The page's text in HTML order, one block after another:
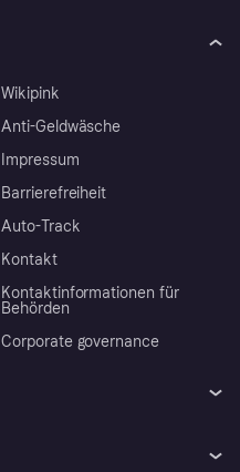
Wikipink
Anti-Geldwäsche
Impressum
Barrierefreiheit
Auto-Track
Kontakt
Kontaktinformationen für
Behörden
Corporate governance